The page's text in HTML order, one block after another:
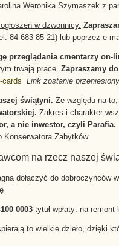
Weronika Szymaszek z
w dzwonnicy.
84 683 85 21) lub poprzez e-
przeglądania cmentarzy on-
trwają prace. Zapraszamy
cards Link zostanie
świątyni. Ze względu na
Zakres i charakter
a nie inwestor, czyli Parafia.
Konserwatora Zabytków.
na rzecz naszej
dołączyć do dobroczyńców
0003 tytuł wpłaty: na remont
to wielkie dzieło, dzięki